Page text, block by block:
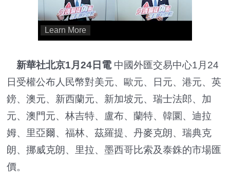
新華社北京1月24日電中國外匯交易中心1月24
日受權公布人民幣對美元、歐元、日元、港元、英
鎊、澳元、新西蘭元、新加坡元、瑞士法郎、加
元、澳門元、林吉特、盧布、蘭特、韓圜、迪拉
姆、里亞爾、福林、茲羅提、丹麥克朗、瑞典克
朗、挪威克朗、里拉、墨西哥比索及泰銖的市場匯
價。